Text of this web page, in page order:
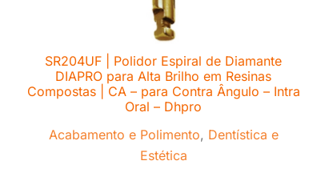
SR204UF | Polidor Espiral de Diamante
DIAPRO para Alta Brilho em Resinas
Compostas | CA – para Contra Ângulo – Intra
Oral – Dhpro
Acabamento e Polimento, Dentística e
Estética